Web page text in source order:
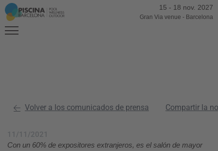
15 - 18 nov. 2027
Gran Via venue - Barcelona
Volver a los comunicados de prensa Compartir la
11/11/2021
Con un 60% de expositores extranjeros, es el salón de mayor